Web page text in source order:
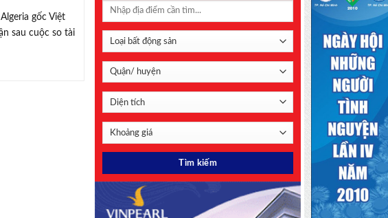
gốc Việt
sau cuộc so tài